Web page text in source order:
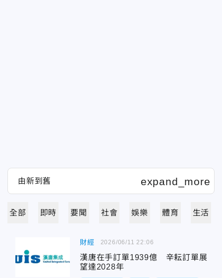
全部 即時 要聞 社會 娛樂 體育 生活
財經
漢唐在手訂單1939億 辛耘訂單展
望達2028年
2026/06/11 22:06